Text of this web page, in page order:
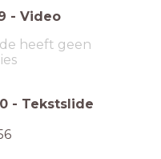
- Video
heeft geen
- Tekstslide